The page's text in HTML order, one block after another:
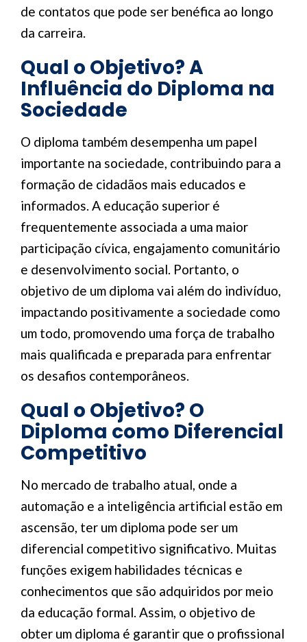
de contatos que pode ser benéfica ao longo
da carreira.
Qual o Objetivo? A
Influência do Diploma na
Sociedade
O diploma também desempenha um papel
importante na sociedade, contribuindo para a
formação de cidadãos mais educados e
informados. A educação superior é
frequentemente associada a uma maior
participação cívica, engajamento comunitário
e desenvolvimento social. Portanto, o
objetivo de um diploma vai além do indivíduo,
impactando positivamente a sociedade como
um todo, promovendo uma força de trabalho
mais qualificada e preparada para enfrentar
os desafios contemporâneos.
Qual o Objetivo? O
Diploma como Diferencial
Competitivo
No mercado de trabalho atual, onde a
automação e a inteligência artificial estão em
ascensão, ter um diploma pode ser um
diferencial competitivo significativo. Muitas
funções exigem habilidades técnicas e
conhecimentos que são adquiridos por meio
da educação formal. Assim, o objetivo de
obter um diploma é garantir que o profissional